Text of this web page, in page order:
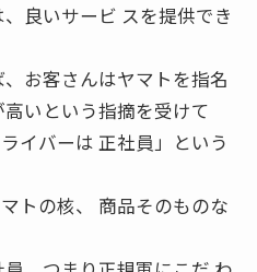
良いサービ スを提供でき
お客さんはヤマトを指名
高いという指摘を受けて
イバーは 正社員」という
トの核、 商品そのものな